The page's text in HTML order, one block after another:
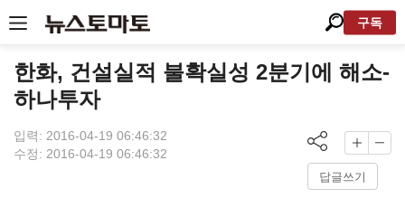
구독
한화, 건설실적 불확실성 2분기에 해소-
하나투자
입력: 2016-04-19 06:46:32
수정: 2016-04-19 06:46:32
답글쓰기